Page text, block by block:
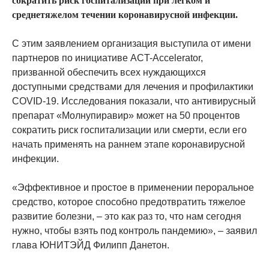
среднетяжелом течении коронавирусной инфекции.
С этим заявлением организация выступила от имени
партнеров по инициативе ACT-Accelerator,
призванной обеспечить всех нуждающихся
доступными средствами для лечения и профилактики
COVID-19. Исследования показали, что антивирусный
препарат «Молнупиравир» может на 50 процентов
сократить риск госпитализации или смерти, если его
начать применять на раннем этапе коронавирусной
инфекции.
«Эффективное и простое в применении пероральное
средство, которое способно предотвратить тяжелое
развитие болезни, – это как раз то, что нам сегодня
нужно, чтобы взять под контроль пандемию», – заявил
глава ЮНИТЭЙД Филипп Данетон.